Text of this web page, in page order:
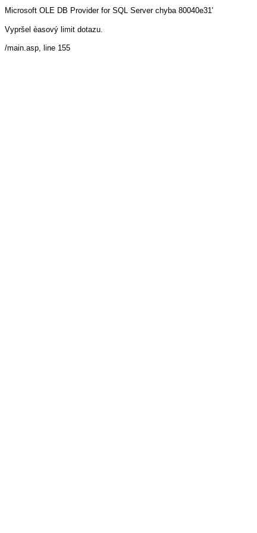
Microsoft OLE DB Provider for SQL Server chyba 80040e31'
Vypršel èasový limit dotazu.
/main.asp, line 155